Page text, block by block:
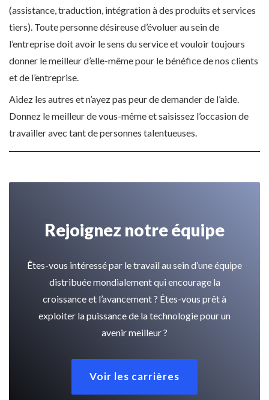
(assistance, traduction, intégration à des produits et services
tiers). Toute personne désireuse d’évoluer au sein de
l’entreprise doit avoir le sens du service et vouloir toujours
donner le meilleur d’elle-même pour le bénéfice de nos clients
et de l’entreprise.
Aidez les autres et n’ayez pas peur de demander de l’aide.
Donnez le meilleur de vous-même et saisissez l’occasion de
travailler avec tant de personnes talentueuses.
Rejoignez notre équipe
Êtes-vous intéressé par le travail au sein d’une équipe
distribuée mondialement qui encourage la
croissance et l’avancement ? Êtes-vous prêt à
exploiter la puissance de la technologie pour un
avenir meilleur ?
Voir les carrières